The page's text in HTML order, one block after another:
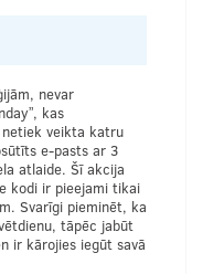
nevar
kas
veikta katru
e-pasts ar 3
atlaide. Šī akcija
kodi ir pieejami tikai
Svarīgi pieminēt, ka
tāpēc jabūt
ir kārojies iegūt savā